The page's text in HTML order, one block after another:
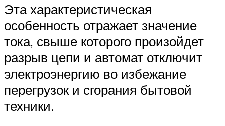
Эта характеристическая
особенность отражает значение
тока, свыше которого произойдет
разрыв цепи и автомат отключит
электроэнергию во избежание
перегрузок и сгорания бытовой
техники.